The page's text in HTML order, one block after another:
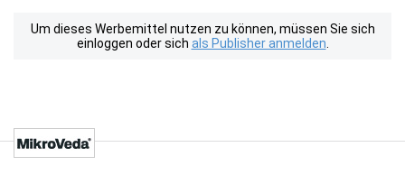
Um dieses Werbemittel nutzen zu können, müssen Sie sich
einloggen oder sich als Publisher anmelden